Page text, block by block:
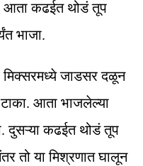
कढईत थोडं तूप
भाजा.
मिक्सरमध्ये जाडसर दळून
आता भाजलेल्या
दुसऱ्या कढईत थोडं तूप
तो या मिश्रणात घालून